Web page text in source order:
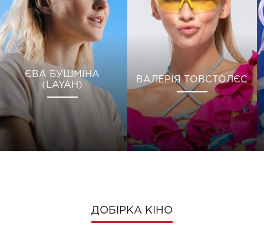
ЄВА БУШМІНА
(LAYAH)
ВАЛЕРІЯ ТОВСТОЛЄС
ДОБІРКА КІНО